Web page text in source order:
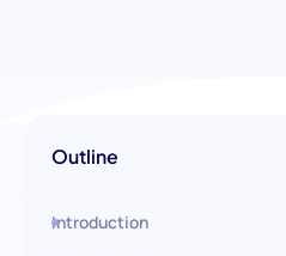
Outline
Introduction